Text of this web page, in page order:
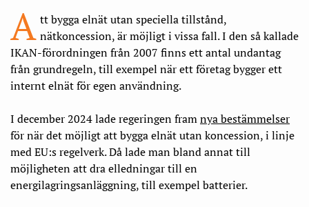
A tt bygga elnät utan speciella tillstånd,
nätkoncession, är möjligt i vissa fall. I den så kallade
IKAN-förordningen från 2007 finns ett antal undantag
från grundregeln, till exempel när ett företag bygger ett
internt elnät för egen användning.
I december 2024 lade regeringen framnya bestämmelser
för när det möjligt att bygga elnät utan koncession, i linje
med EU:s regelverk. Då lade man bland annat till
möjligheten att dra elledningar till en
energilagringsanläggning, till exempel batterier.